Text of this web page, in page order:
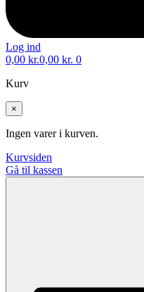
Log ind
0,00 kr.0,00 kr. 0
Kurv
×
Ingen varer i kurven.
Kurvsiden
Gå til kassen